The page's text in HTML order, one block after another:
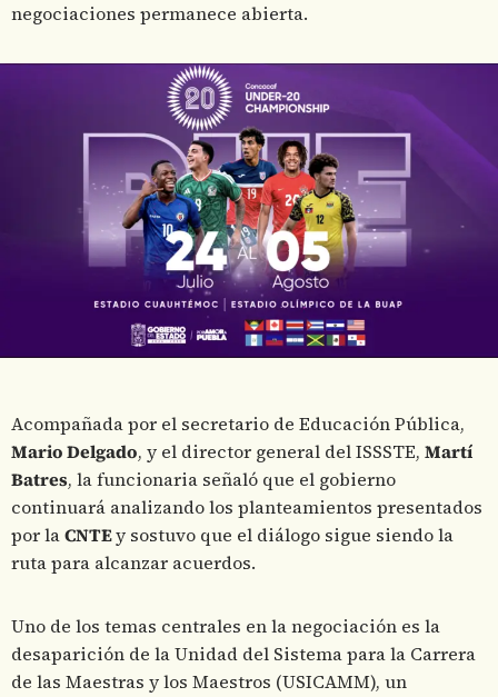
negociaciones permanece abierta.
Acompañada por el secretario de Educación Pública,
Mario Delgado, y el director general del ISSSTE, Martí
Batres, la funcionaria señaló que el gobierno
continuará analizando los planteamientos presentados
por laCNTEy sostuvo que el diálogo sigue siendo la
ruta para alcanzar acuerdos.
Uno de los temas centrales en la negociación es la
desaparición de la Unidad del Sistema para la Carrera
de las Maestras y los Maestros (USICAMM), un